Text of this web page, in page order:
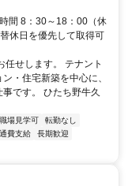
間 8：30～18：00（休
休日を優先して取得可
任せします。 テナント
・住宅新築を中心に、
です。 ひたち野牛久
職場見学可
転勤なし
費支給
長期歓迎